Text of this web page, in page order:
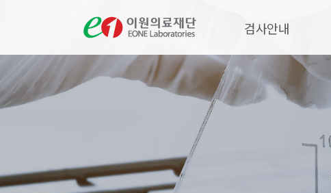
검사안내